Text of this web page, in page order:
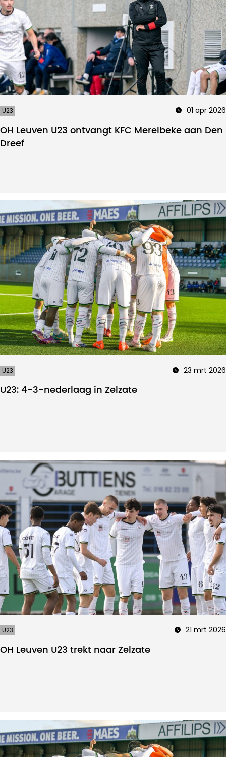
U23 01 apr 2026
OH Leuven U23 ontvangt KFC Merelbeke aan Den
Dreef
U23 23 mrt 2026
U23: 4-3-nederlaag in Zelzate
U23 21 mrt 2026
OH Leuven U23 trekt naar Zelzate